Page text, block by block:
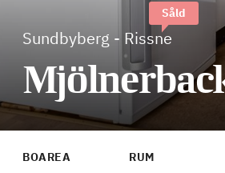
Sundbyberg - Rissne
Såld
BOAREA
RUM